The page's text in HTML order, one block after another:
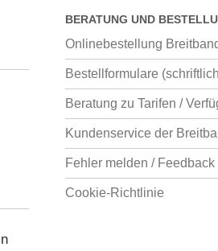
BERATUNG UND
Onlinebestellung
Bestellformulare
Beratung zu Tarifen /
Kundenservice der
Fehler melden / Feedback
Cookie-Richtlinie